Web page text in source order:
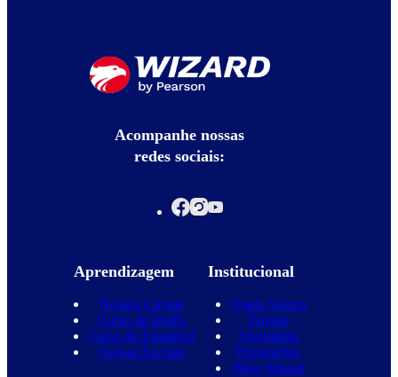
Acompanhe nossas
redes sociais:
Aprendizagem
Nossos Cursos
Curso de Inglês
Curso de Espanhol
Nossas Escolas
Institucional
Quem Somos
Equipe
Novidades
Promoções
Blog Wizard